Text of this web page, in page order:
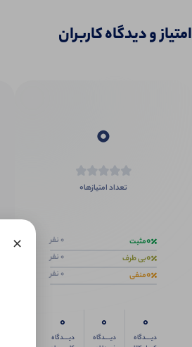
امتیاز و دیدگاه کاربران
0
تعداد امتیازها0
0مثبت 0 نفر
0بی طرف 0 نفر
0منفی 0 نفر
0
دیــــدگاه
0
دیــــدگاه
0
دیــــدگاه
×